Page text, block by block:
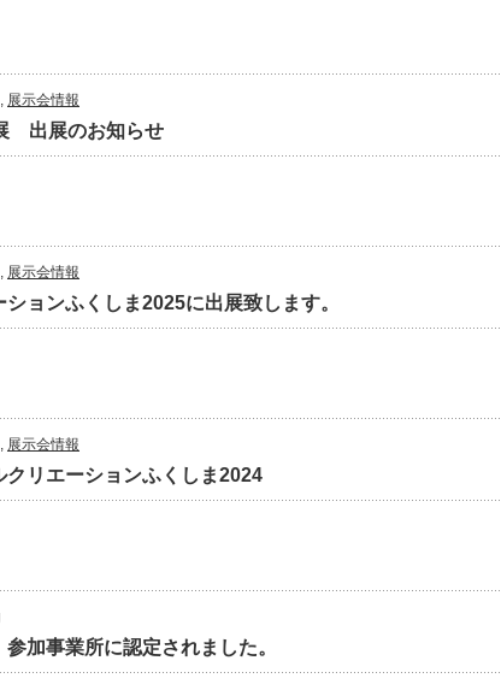
, 展示会情報
出展のお知らせ
, 展示会情報
ョンふくしま2025に出展致します。
, 展示会情報
クリエーションふくしま2024
参加事業所に認定されました。